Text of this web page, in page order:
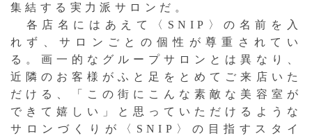
集結する実力派サロンだ。
各店名にはあえて〈SNIP〉の名前を入
れず、サロンごとの個性が尊重されてい
る。画一的なグループサロンとは異なり、
近隣のお客様がふと足をとめてご来店いた
だける、「この街にこんな素敵な美容室が
できて嬉しい」と思っていただけるような
サロンづくりが〈SNIP〉の目指すスタイ